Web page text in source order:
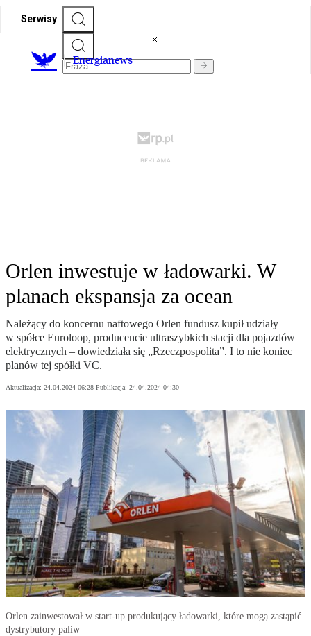
Serwisy
Energianews
Orlen inwestuje w ładowarki. W
planach ekspansja za ocean
Należący do koncernu naftowego Orlen fundusz kupił udziały
w spółce Euroloop, producencie ultraszybkich stacji dla pojazdów
elektrycznych – dowiedziała się „Rzeczpospolita”. I to nie koniec
planów tej spółki VC.
Aktualizacja: 24.04.2024 06:28 Publikacja: 24.04.2024 04:30
Orlen zainwestował w start-up produkujący ładowarki, które mogą zastąpić
dystrybutory paliw